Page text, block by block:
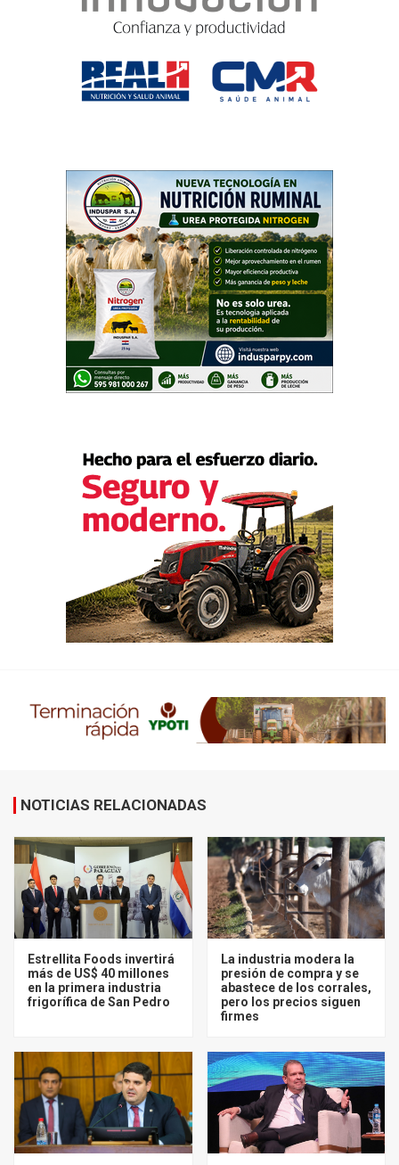
NOTICIAS RELACIONADAS
Estrellita Foods invertirá
más de US$ 40 millones
en la primera industria
frigorífica de San Pedro
La industria modera la
presión de compra y se
abastece de los corrales,
pero los precios siguen
firmes